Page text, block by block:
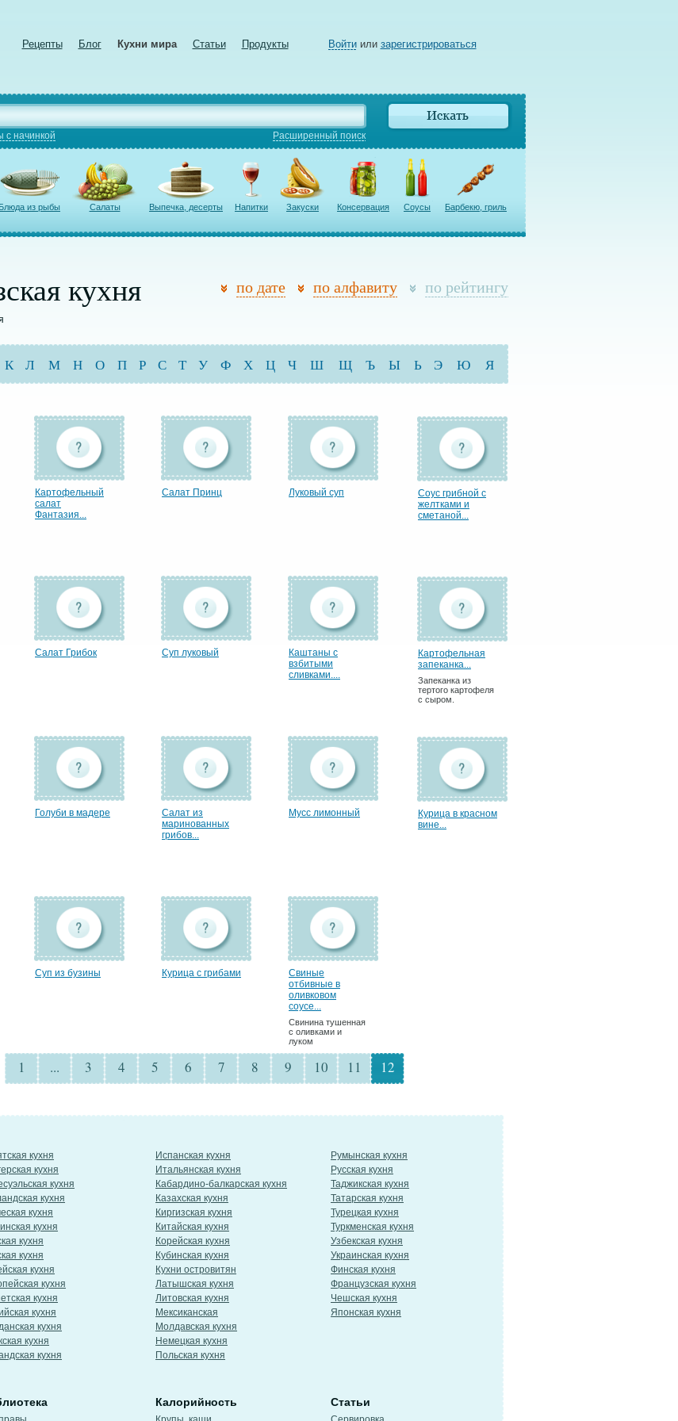
Рецепты Блог Кухни мира Статьи Продукты Войтиили зарегистрироваться
с начинкой Расширенный поиск
Блюда из рыбы Салаты Выпечка, десерты Напитки Закуски Консервация Соусы Барбекю, гриль
кухня по дате по алфавиту по рейтингу
К Л М Н О П Р С Т У Ф Х Ц Ч Ш Щ Ъ Ы Ь Э Ю Я
Картофельный
салат
Фантазия...
Салат Принц Луковый суп
Соус грибной с
желтками и
сметаной...
Салат Грибок Суп луковый
Каштаны с
взбитыми
сливками....
Картофельная
запеканка...
Запеканка из
тертого картофеля
с сыром.
Голуби в мадере
Салат из
маринованных
грибов...
Мусс лимонный
Курица в красном
вине...
Суп из бузины Курица с грибами
Свиные
отбивные в
оливковом
соусе...
Свинина тушенная
с оливками и
луком
1 ... 3 4 5 6 7 8 9 10 11 12
кухня
кухня
кухня
кухня
кухня
кухня
кухня
кухня
кухня
кухня
кухня
кухня
кухня
кухня
кухня
Испанская кухня
Итальянская кухня
Кабардино-балкарская кухня
Казахская кухня
Киргизская кухня
Китайская кухня
Корейская кухня
Кубинская кухня
Кухни островитян
Латышская кухня
Литовская кухня
Мексиканская
Молдавская кухня
Немецкая кухня
Польская кухня
Румынская кухня
Русская кухня
Таджикская кухня
Татарская кухня
Турецкая кухня
Туркменская кухня
Узбекская кухня
Украинская кухня
Финская кухня
Французская кухня
Чешская кухня
Японская кухня
Калорийность Статьи